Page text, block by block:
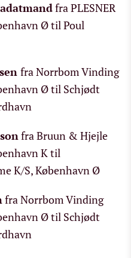
fra PLESNER
Ø til Poul
fra Norrbom Vinding
Ø til Schjødt
fra Bruun & Hjejle
K til
K/S, København Ø
fra Norrbom Vinding
Ø til Schjødt